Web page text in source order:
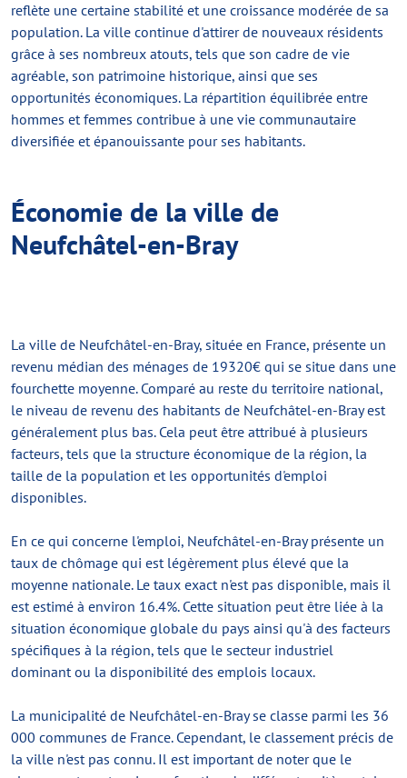
reflète une certaine stabilité et une croissance modérée de sa
population. La ville continue d'attirer de nouveaux résidents
grâce à ses nombreux atouts, tels que son cadre de vie
agréable, son patrimoine historique, ainsi que ses
opportunités économiques. La répartition équilibrée entre
hommes et femmes contribue à une vie communautaire
diversifiée et épanouissante pour ses habitants.
Économie de la ville de
Neufchâtel-en-Bray
La ville de Neufchâtel-en-Bray, située en France, présente un
revenu médian des ménages de 19320€ qui se situe dans une
fourchette moyenne. Comparé au reste du territoire national,
le niveau de revenu des habitants de Neufchâtel-en-Bray est
généralement plus bas. Cela peut être attribué à plusieurs
facteurs, tels que la structure économique de la région, la
taille de la population et les opportunités d'emploi
disponibles.
En ce qui concerne l'emploi, Neufchâtel-en-Bray présente un
taux de chômage qui est légèrement plus élevé que la
moyenne nationale. Le taux exact n'est pas disponible, mais il
est estimé à environ 16.4%. Cette situation peut être liée à la
situation économique globale du pays ainsi qu'à des facteurs
spécifiques à la région, tels que le secteur industriel
dominant ou la disponibilité des emplois locaux.
La municipalité de Neufchâtel-en-Bray se classe parmi les 36
000 communes de France. Cependant, le classement précis de
la ville n'est pas connu. Il est important de noter que le